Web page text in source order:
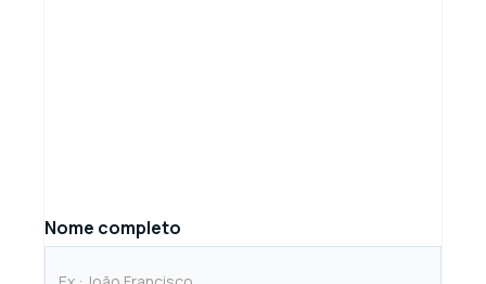
Nome completo